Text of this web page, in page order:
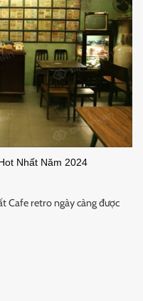
Nhất Năm 2024
Cafe retro ngày càng được